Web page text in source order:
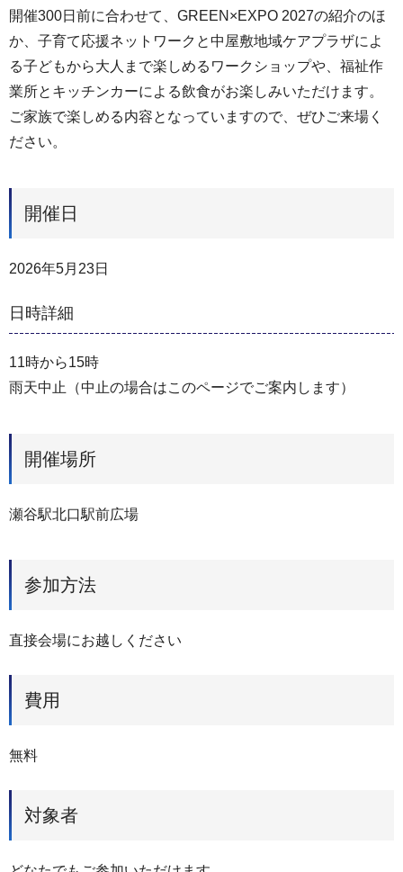
開催300日前に合わせて、GREEN×EXPO 2027の紹介のほ
か、子育て応援ネットワークと中屋敷地域ケアプラザによ
る子どもから大人まで楽しめるワークショップや、福祉作
業所とキッチンカーによる飲食がお楽しみいただけます。
ご家族で楽しめる内容となっていますので、ぜひご来場く
ださい。
開催日
2026年5月23日
日時詳細
11時から15時
雨天中止（中止の場合はこのページでご案内します）
開催場所
瀬谷駅北口駅前広場
参加方法
直接会場にお越しください
費用
無料
対象者